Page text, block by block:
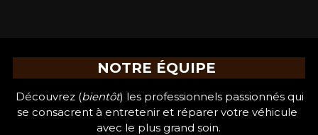
NOTRE ÉQUIPE
Découvrez (bientôt) les professionnels passionnés qui
se consacrent à entretenir et réparer votre véhicule
avec le plus grand soin.